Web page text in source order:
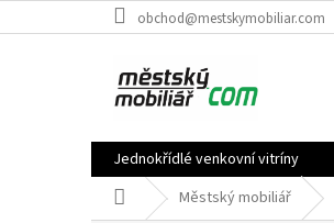
na
obchod@mestskymobiliar.com
Jednokřídlé venkovní vitríny
Domů Městský mobiliář